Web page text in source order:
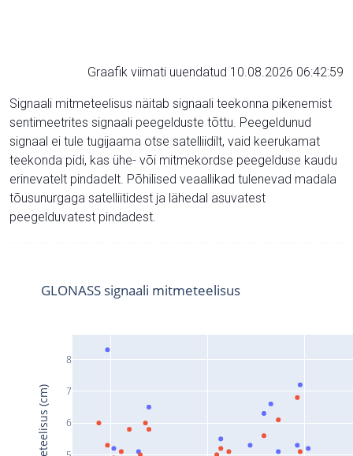
Graafik viimati uuendatud 10.08.2026 06:42:59
Signaali mitmeteelisus näitab signaali teekonna pikenemist
sentimeetrites signaali peegelduste tõttu. Peegeldunud
signaal ei tule tugijaama otse satelliidilt, vaid keerukamat
teekonda pidi, kas ühe- või mitmekordse peegelduse kaudu
erinevatelt pindadelt. Põhilised veaallikad tulenevad madala
tõusunurgaga satelliitidest ja lähedal asuvatest
peegelduvatest pindadest.
6
7
8
GLONASS signaali mitmeteelisus